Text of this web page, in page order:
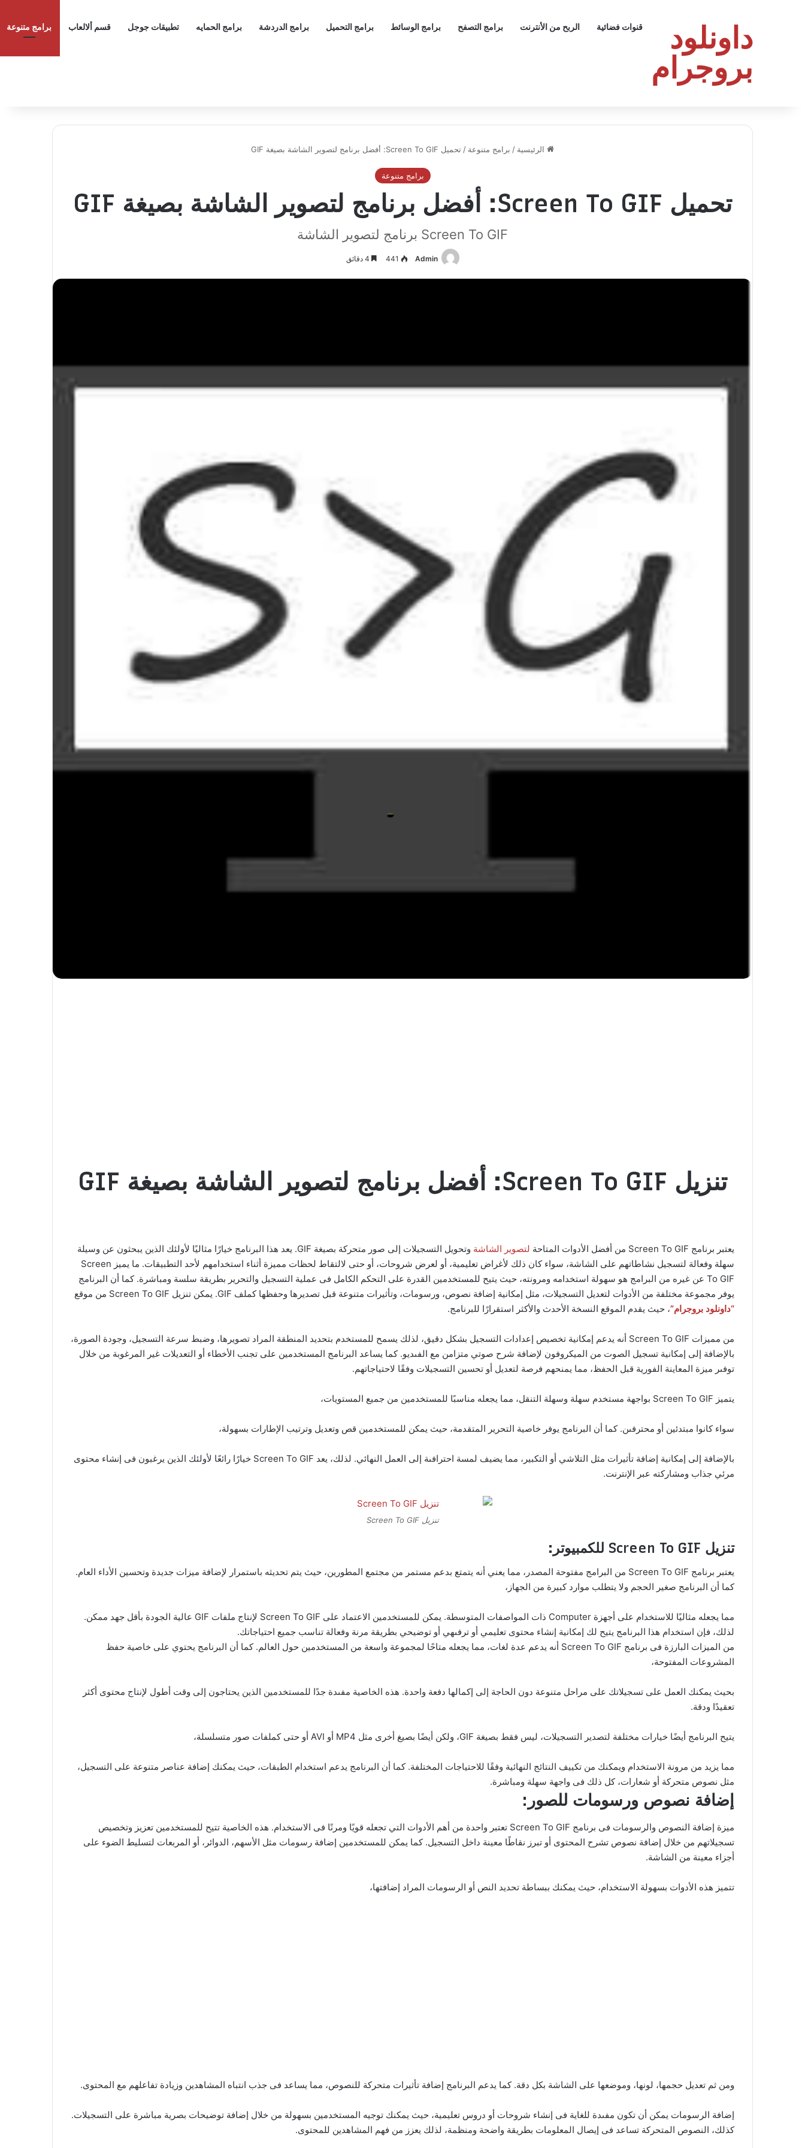
داونلود
بروجرام
قنوات فضائية الربح من الأنترنت برامج التصفح برامج الوسائط برامج التحميل برامج الدردشة برامج الحمايه تطبيقات جوجل قسم ألالعاب برامج متنوعة
الرئيسية / برامج متنوعة / تحميل Screen To GIF: أفضل برنامج لتصوير الشاشة بصيغة GIF
برامج متنوعة
تحميل Screen To GIF: أفضل برنامج لتصوير الشاشة بصيغة GIF
Screen To GIF برنامج لتصوير الشاشة
Admin
441
تنزيل Screen To GIF: أفضل برنامج لتصوير الشاشة بصيغة GIF
يعتبر برنامج Screen To GIF من أفضل الأدوات المتاحة لتصوير الشاشة
وتحويل التسجيلات إلى صور متحركة بصيغة GIF. يعد هذا البرنامج خيارًا مثاليًا لأولئك الذين يبحثون عن وسيلة
سهلة وفعالة لتسجيل نشاطاتهم على الشاشة، سواء كان ذلك لأغراض تعليمية، أو لعرض شروحات، أو حتى لالتقاط لحظات مميزة أثناء استخدامهم لأحد التطبيقات. ما يميز Screen
To GIF عن غيره من البرامج هو سهولة استخدامه ومرونته، حيث يتيح للمستخدمين القدرة على التحكم الكامل فى عملية التسجيل والتحرير بطريقة سلسة ومباشرة. كما أن البرنامج
يوفر مجموعة مختلفة من الأدوات لتعديل التسجيلات، مثل إمكانية إضافة نصوص، ورسومات، وتأثيرات متنوعة قبل تصديرها وحفظها كملف GIF. يمكن تنزيل Screen To GIF من موقع
“داونلود بروجرام”، حيث يقدم الموقع النسخة الأحدث والأكثر استقرارًا للبرنامج.
من مميزات Screen To GIF أنه يدعم إمكانية تخصيص إعدادات التسجيل بشكل دقيق، لذلك يسمح للمستخدم بتحديد المنطقة المراد تصويرها، وضبط سرعة التسجيل، وجودة الصورة،
بالإضافة إلى إمكانية تسجيل الصوت من الميكروفون لإضافة شرح صوتي متزامن مع الفىديو. كما يساعد البرنامج المستخدمين على تجنب الأخطاء أو التعديلات غير المرغوبة من خلال
توفىر ميزة المعاينة الفورية قبل الحفظ، مما يمنحهم فرصة لتعديل أو تحسين التسجيلات وفقًا لاحتياجاتهم.
يتميز Screen To GIF بواجهة مستخدم سهلة وسهلة التنقل، مما يجعله مناسبًا للمستخدمين من جميع المستويات،
سواء كانوا مبتدئين أو محترفىن. كما أن البرنامج يوفر خاصية التحرير المتقدمة، حيث يمكن للمستخدمين قص وتعديل وترتيب الإطارات بسهولة،
بالإضافة إلى إمكانية إضافة تأثيرات مثل التلاشي أو التكبير، مما يضيف لمسة احترافىة إلى العمل النهائي. لذلك، يعد Screen To GIF خيارًا رائعًا لأولئك الذين يرغبون فى إنشاء محتوى
مرئي جذاب ومشاركته عبر الإنترنت.
تنزيل Screen To GIF
تنزيل Screen To GIF للكمبيوتر:
يعتبر برنامج Screen To GIF من البرامج مفتوحة المصدر، مما يعني أنه يتمتع بدعم مستمر من مجتمع المطورين، حيث يتم تحديثه باستمرار لإضافة ميزات جديدة وتحسين الأداء العام.
كما أن البرنامج صغير الحجم ولا يتطلب موارد كبيرة من الجهاز،
مما يجعله مثاليًا للاستخدام على أجهزة Computer ذات المواصفات المتوسطة. يمكن للمستخدمين الاعتماد على Screen To GIF لإنتاج ملفات GIF عالية الجودة بأقل جهد ممكن.
لذلك، فإن استخدام هذا البرنامج يتيح لك إمكانية إنشاء محتوى تعليمي أو ترفىهي أو توضيحي بطريقة مرنة وفعالة تناسب جميع احتياجاتك.
من الميزات البارزة فى برنامج Screen To GIF أنه يدعم عدة لغات، مما يجعله متاحًا لمجموعة واسعة من المستخدمين حول العالم. كما أن البرنامج يحتوي على خاصية حفظ
المشروعات المفتوحة،
بحيث يمكنك العمل على تسجيلاتك على مراحل متنوعة دون الحاجة إلى إكمالها دفعة واحدة. هذه الخاصية مفىدة جدًا للمستخدمين الذين يحتاجون إلى وقت أطول لإنتاج محتوى أكثر
تعقيدًا ودقة.
يتيح البرنامج أيضًا خيارات مختلفة لتصدير التسجيلات، ليس فقط بصيغة GIF، ولكن أيضًا بصيغ أخرى مثل MP4 أو AVI أو حتى كملفات صور متسلسلة،
مما يزيد من مرونة الاستخدام ويمكنك من تكييف النتائج النهائية وفقًا للاحتياجات المختلفة. كما أن البرنامج يدعم استخدام الطبقات، حيث يمكنك إضافة عناصر متنوعة على التسجيل،
مثل نصوص متحركة أو شعارات، كل ذلك فى واجهة سهلة ومباشرة.
إضافة نصوص ورسومات للصور:
ميزة إضافة النصوص والرسومات فى برنامج Screen To GIF تعتبر واحدة من أهم الأدوات التي تجعله قويًا ومرنًا فى الاستخدام. هذه الخاصية تتيح للمستخدمين تعزيز وتخصيص
تسجيلاتهم من خلال إضافة نصوص تشرح المحتوى أو تبرز نقاطًا معينة داخل التسجيل. كما يمكن للمستخدمين إضافة رسومات مثل الأسهم، الدوائر، أو المربعات لتسليط الضوء على
أجزاء معينة من الشاشة.
تتميز هذه الأدوات بسهولة الاستخدام، حيث يمكنك ببساطة تحديد النص أو الرسومات المراد إضافتها،
ومن ثم تعديل حجمها، لونها، وموضعها على الشاشة بكل دقة. كما يدعم البرنامج إضافة تأثيرات متحركة للنصوص، مما يساعد فى جذب انتباه المشاهدين وزيادة تفاعلهم مع المحتوى.
إضافة الرسومات يمكن أن تكون مفىدة للغاية فى إنشاء شروحات أو دروس تعليمية، حيث يمكنك توجيه المستخدمين بسهولة من خلال إضافة توضيحات بصرية مباشرة على التسجيلات.
كذلك، النصوص المتحركة تساعد فى إيصال المعلومات بطريقة واضحة ومنظمة، لذلك يعزز من فهم المشاهدين للمحتوى.